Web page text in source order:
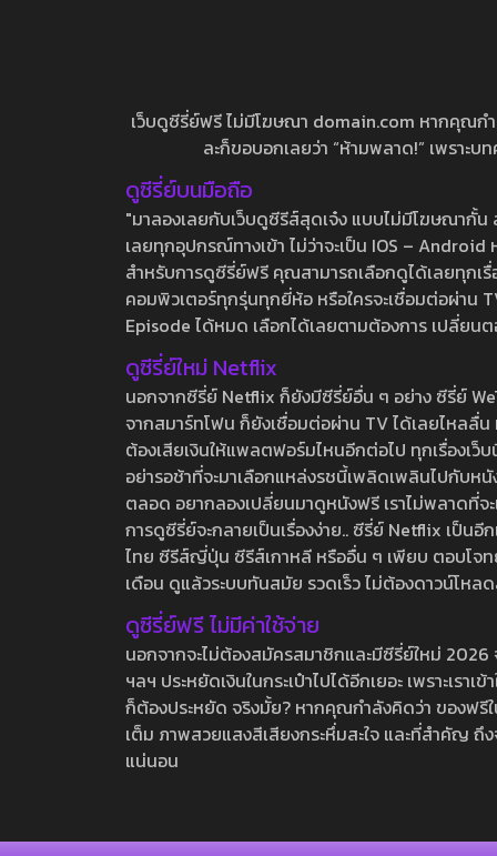
เว็บดูซีรี่ย์ฟรี ไม่มีโฆษณา domain.com หากคุณก
ละก็ขอบอกเลยว่า “ห้ามพลาด!” เพราะ
ดูซีรี่ย์บนมือถือ
"มาลองเลยกับเว็บดูซีรีส์สุดเจ๋ง แบบไม่มีโฆษณากั้
เลยทุกอุปกรณ์ทางเข้า ไม่ว่าจะเป็น IOS –
สำหรับการดูซีรี่ย์ฟรี คุณสามารถเลือกดูได้เลยทุกเ
คอมพิวเตอร์ทุกรุ่นทุกยี่ห้อ หรือใครจะเชื่อมต่อผ่าน
Episode ได้หมด เลือกได้เลยตามต้องการ เปลี่ยน
ดูซีรี่ย์ใหม่ Netflix
นอกจากซีรี่ย์ Netflix ก็ยังมีซีรี่ย์อื่น ๆ อย่าง ซีรี่ย์
จากสมาร์ทโฟน ก็ยังเชื่อมต่อผ่าน TV ได้เลยไหลลื่
ต้องเสียเงินให้แพลตฟอร์มไหนอีกต่อไป ทุกเรื่องเว็
อย่ารอช้าที่จะมาเลือกแหล่งรชนี้เพลิดเพลินไปกับห
ตลอด อยากลองเปลี่ยนมาดูหนังฟรี เราไม่พลาดที่
การดูซีรี่ย์จะกลายเป็นเรื่องง่าย.. ซีรี่ย์ Netflix เป็น
ไทย ซีรีส์ญี่ปุ่น ซีรีส์เกาหลี หรืออื่น ๆ เพียบ ตอบโจท
เดือน ดูแล้วระบบทันสมัย รวดเร็ว ไม่ต้องดาวน์โห
ดูซีรี่ย์ฟรี ไม่มีค่าใช้จ่าย
นอกจากจะไม่ต้องสมัครสมาชิกและมีซีรี่ย์ใหม่
ฯลฯ ประหยัดเงินในกระเป๋าไปได้อีกเยอะ เพราะเร
ก็ต้องประหยัด จริงมั้ย? หากคุณกำลังคิดว่า ของฟ
เต็ม ภาพสวยแสงสีเสียงกระหึ่มสะใจ และที่สำคัญ
แน่นอน